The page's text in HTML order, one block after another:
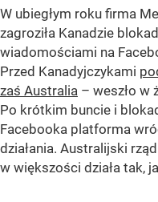
W ubiegłym roku firma
zagroziła Kanadzie
wiadomościami na
Przed Kanadyjczykami
zaś Australia – weszło w
Po krótkim buncie i
Facebooka platforma
działania. Australijski
w większości działa tak,